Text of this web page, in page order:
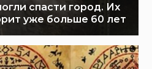
спасти город. Их
уже больше 60 лет